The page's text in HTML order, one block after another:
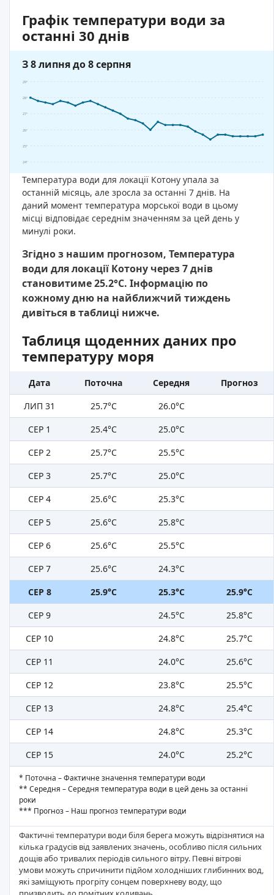
Графік температури води за
останні 30 днів
З 8 липня до 8 серпня
24°
25°
26°
27°
28°
29°
Температура води для локації Котону упала за
останній місяць, але зросла за останні 7 днів. На
даний момент температура морської води в цьому
місці відповідає середнім значенням за цей день у
минулі роки.
Згідно з нашим прогнозом, Температура
води для локації Котону через 7 днів
становитиме 25.2°C. Інформацію по
кожному дню на найближчий тиждень
дивіться в таблиці нижче.
Таблиця щоденних даних про
температуру моря
Дата Поточна Середня
Прогноз
ЛИП 31
25.7°C
26.0°C
СЕР 1
25.4°C
25.0°C
СЕР 2
25.7°C
25.5°C
СЕР 3
25.7°C
25.0°C
СЕР 4
25.6°C
25.3°C
СЕР 5
25.6°C
25.8°C
СЕР 6
25.6°C
25.5°C
СЕР 7
25.6°C
24.3°C
СЕР 8
25.9°C 25.3°C
25.9°C
СЕР 9
24.5°C
25.8°C
СЕР 10
24.8°C
25.7°C
СЕР 11
24.0°C
25.6°C
СЕР 12
23.8°C
25.5°C
СЕР 13
24.8°C
25.4°C
СЕР 14
24.8°C
25.3°C
СЕР 15
24.0°C 25.2°C
* Поточна – Фактичне значення температури води
** Середня – Середня температура води в цей день за останні
роки
*** Прогноз – Наш прогноз температури води
Фактичні температури води біля берега можуть відрізнятися на
кілька градусів від заявлених значень, особливо після сильних
дощів або тривалих періодів сильного вітру. Певні вітрові
умови можуть спричинити підйом холодніших глибинних вод,
які заміщують прогріту сонцем поверхневу воду, що